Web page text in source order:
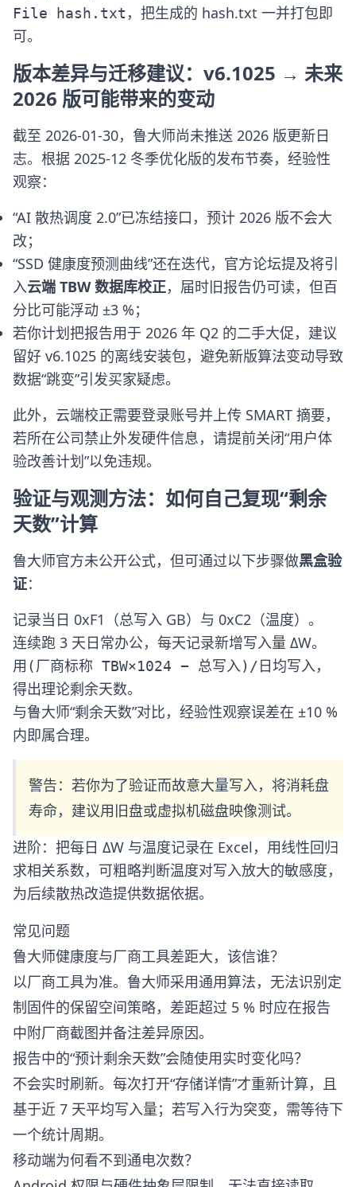
File hash.txt ，把生成的 hash.txt 一并打包即
可。
版本差异与迁移建议：v6.1025 → 未来
2026 版可能带来的变动
截至 2026-01-30，鲁大师尚未推送 2026 版更新日
志。根据 2025-12 冬季优化版的发布节奏，经验性
观察：
“AI 散热调度 2.0”已冻结接口，预计 2026 版不会大
改；
“SSD 健康度预测曲线”还在迭代，官方论坛提及将引
入云端 TBW 数据库校正，届时旧报告仍可读，但百
分比可能浮动 ±3 %；
若你计划把报告用于 2026 年 Q2 的二手大促，建议
留好 v6.1025 的离线安装包，避免新版算法变动导致
数据“跳变”引发买家疑虑。
此外，云端校正需要登录账号并上传 SMART 摘要，
若所在公司禁止外发硬件信息，请提前关闭“用户体
验改善计划”以免违规。
验证与观测方法：如何自己复现“剩余
天数”计算
鲁大师官方未公开公式，但可通过以下步骤做黑盒验
证：
记录当日 0xF1（总写入 GB）与 0xC2（温度）。
连续跑 3 天日常办公，每天记录新增写入量 ΔW。
用 (厂商标称 TBW×1024 − 总写入)/日均写入，
得出理论剩余天数。
与鲁大师“剩余天数”对比，经验性观察误差在 ±10 %
内即属合理。
警告：若你为了验证而故意大量写入，将消耗盘
寿命，建议用旧盘或虚拟机磁盘映像测试。
进阶：把每日 ΔW 与温度记录在 Excel，用线性回归
求相关系数，可粗略判断温度对写入放大的敏感度，
为后续散热改造提供数据依据。
常见问题
鲁大师健康度与厂商工具差距大，该信谁？
以厂商工具为准。鲁大师采用通用算法，无法识别定
制固件的保留空间策略，差距超过 5 % 时应在报告
中附厂商截图并备注差异原因。
报告中的“预计剩余天数”会随使用实时变化吗？
不会实时刷新。每次打开“存储详情”才重新计算，且
基于近 7 天平均写入量；若写入行为突变，需等待下
一个统计周期。
移动端为何看不到通电次数？